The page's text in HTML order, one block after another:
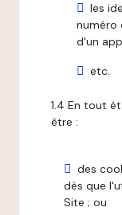
les
numéro
d'un
etc.
1.4 En tout
être :
des
dès que
Site ; ou